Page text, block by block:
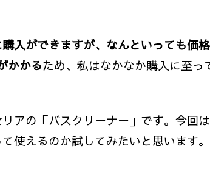
入ができますが、なんといっても価
かかるため、私はなかなか購入に至っ
アの「バスクリーナー」です。今回
使えるのか試してみたいと思います